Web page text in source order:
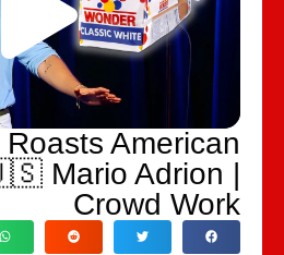
Roasts
🇺🇸 Mario Adrion
Crowd